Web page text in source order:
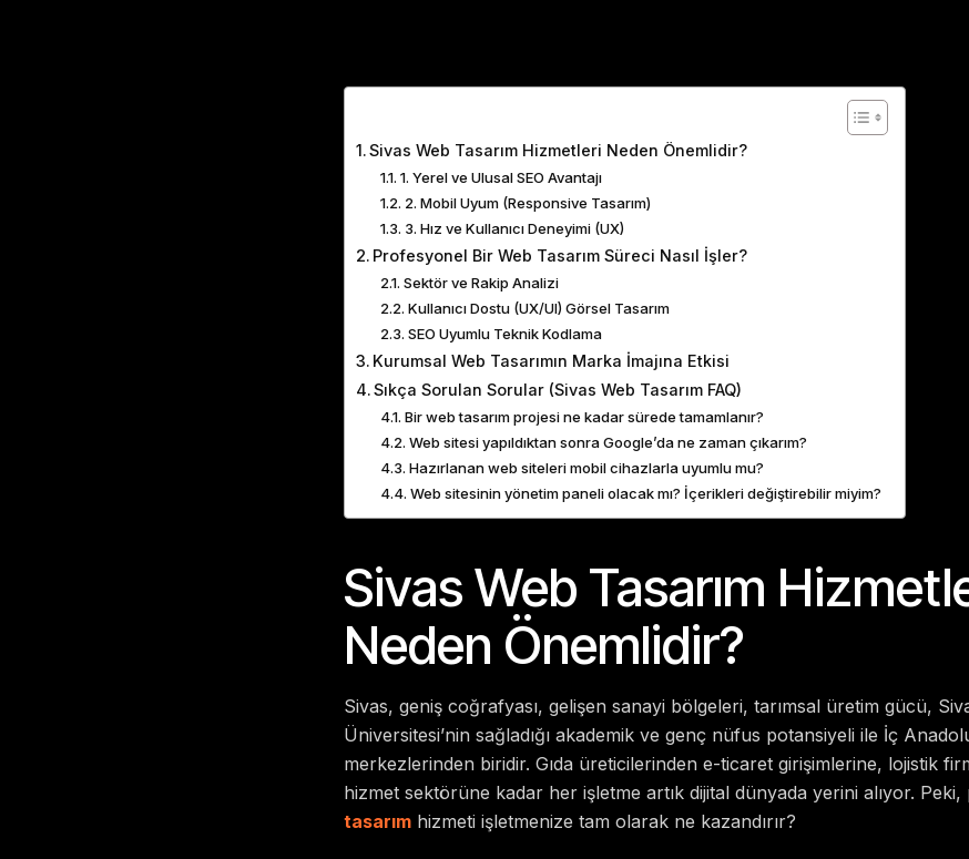
Sivas Web Tasarım Hizmetleri Neden Önemlidir?
1. Yerel ve Ulusal SEO Avantajı
2. Mobil Uyum (Responsive Tasarım)
3. Hız ve Kullanıcı Deneyimi (UX)
Profesyonel Bir Web Tasarım Süreci Nasıl İşler?
Sektör ve Rakip Analizi
Kullanıcı Dostu (UX/UI) Görsel Tasarım
SEO Uyumlu Teknik Kodlama
Kurumsal Web Tasarımın Marka İmajına Etkisi
Sıkça Sorulan Sorular (Sivas Web Tasarım FAQ)
Bir web tasarım projesi ne kadar sürede tamamlanır?
Web sitesi yapıldıktan sonra Google’da ne zaman çıkarım?
Hazırlanan web siteleri mobil cihazlarla uyumlu mu?
Web sitesinin yönetim paneli olacak mı? İçerikleri değiştirebilir miyim?
Sivas Web Tasarım
Neden Önemlidir?
Sivas, geniş coğrafyası, gelişen sanayi bölgeleri, tarımsal üretim gücü,
Üniversitesi’nin sağladığı akademik ve genç nüfus potansiyeli ile İç
merkezlerinden biridir. Gıda üreticilerinden e-ticaret girişimlerine, lojistik
hizmet sektörüne kadar her işletme artık dijital dünyada yerini alıyor.
tasarımhizmeti işletmenize tam olarak ne kazandırır?